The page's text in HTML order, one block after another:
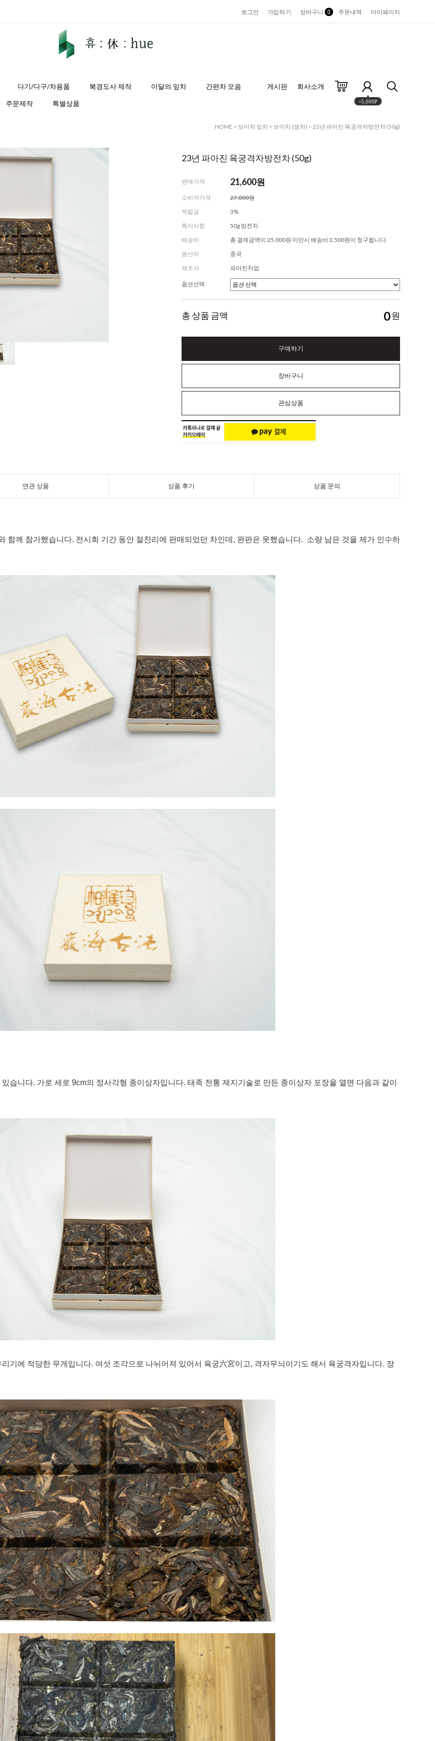
로그인 가입하기 장바구니 0 주문내역 마이페이지
다기/다구/차용품 북경도사 제작 이달의 잎차 간편차 모음
주문제작 특별상품
게시판 회사소개
+5,000P
HOME > 보이차 잎차 > 보이차 (생차) > 23년 파아진 육궁격자방전차 (50g)
23년 파아진 육궁격자방전차 (50g)
판매가격 21,600원
소비자가격
27,000원
적립금
3%
특이사항
50g 방전차
배송비
총 결제금액이 25,000원 미만시 배송비 3,500원이 청구됩니다.
원산지
중국
제조사
파아진차업
옵션선택
총 상품 금액 0원
구매하기
장바구니
관심상품
연관 상품 상품 후기 상품 문의
함께 참가했습니다. 전시회 기간 동안 절찬리에 판매되었던 차인데, 완판은 못했습니다. 소량 남은 것을 제가 인수하
습니다. 가로 세로 9cm의 정사각형 종이상자입니다. 태족 전통 제지기술로 만든 종이상자 포장을 열면 다음과 같이
기에 적당한 무게입니다. 여섯 조각으로 나뉘어져 있어서 육궁六宮이고, 격자무늬이기도 해서 육궁격자입니다. 장